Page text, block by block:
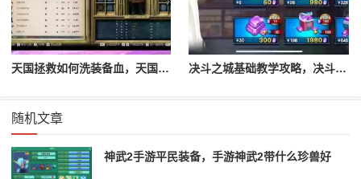
天国拯救如何洗装备血，天国拯救怎么洗衣服 决斗之城基础教学攻略，决斗之城教学攻略2111
随机文章
神武2手游平民装备，手游神武2带什么珍兽好